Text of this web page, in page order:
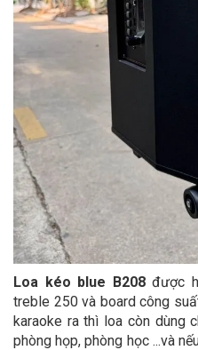
Loa kéo blue B208được
treble 250 và board công
karaoke ra thì loa còn dùng
phòng họp, phòng học ...và